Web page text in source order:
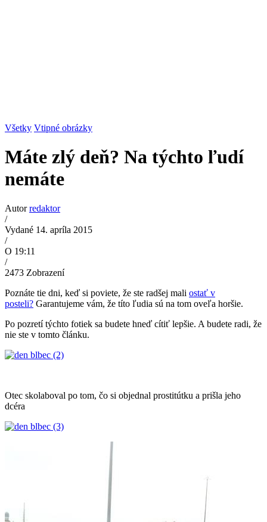
Všetky Vtipné obrázky
Máte zlý deň? Na týchto ľudí
nemáte
Autorredaktor
/
Vydané 14. apríla 2015
/
O 19:11
/
2473 Zobrazení
Poznáte tie dni, keď si poviete, že ste radšej mali ostať v
posteli? Garantujeme vám, že títo ľudia sú na tom oveľa horšie.
Po pozretí týchto fotiek sa budete hneď cítiť lepšie. A budete radi, že
nie ste v tomto článku.
Otec skolaboval po tom, čo si objednal prostitútku a prišla jeho
dcéra